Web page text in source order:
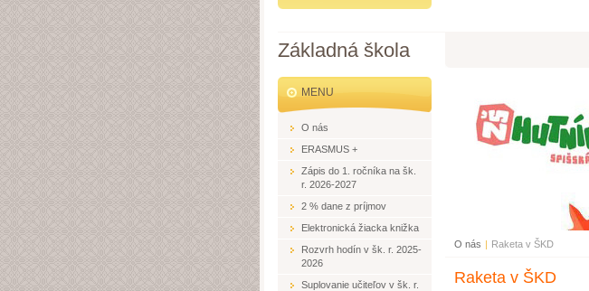
Základná škola
O nás | Raketa v ŠKD
Raketa v ŠKD
MENU
O nás
ERASMUS +
Zápis do 1. ročníka na šk.
r. 2026-2027
2 % dane z príjmov
Elektronická žiacka knižka
Rozvrh hodín v šk. r. 2025-
2026
Suplovanie učiteľov v šk. r.